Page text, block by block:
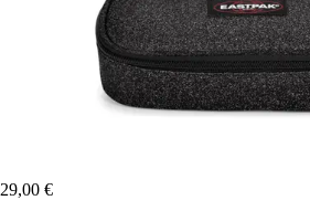
29,00 €